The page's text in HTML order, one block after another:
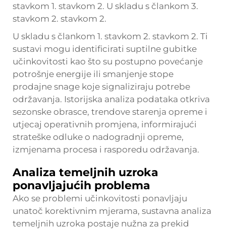
stavkom 1. stavkom 2. U skladu s člankom 3.
stavkom 2. stavkom 2.
U skladu s člankom 1. stavkom 2. stavkom 2. Ti
sustavi mogu identificirati suptilne gubitke
učinkovitosti kao što su postupno povećanje
potrošnje energije ili smanjenje stope
prodajne snage koje signaliziraju potrebe
održavanja. Istorijska analiza podataka otkriva
sezonske obrasce, trendove starenja opreme i
utjecaj operativnih promjena, informirajući
strateške odluke o nadogradnji opreme,
izmjenama procesa i rasporedu održavanja.
Analiza temeljnih uzroka
ponavljajućih problema
Ako se problemi učinkovitosti ponavljaju
unatoč korektivnim mjerama, sustavna analiza
temeljnih uzroka postaje nužna za prekid